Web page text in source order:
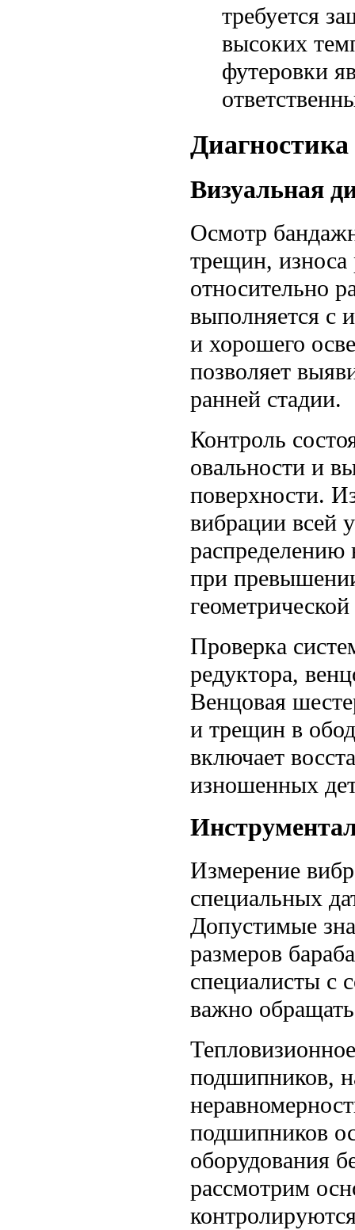
требуется
высоких
футеровки
Визуальная
Осмотр
трещин,
относительно
выполняется с
и хорошего
позволяет
ранней стадии.
Контроль
овальности и
поверхности.
вибрации всей
распределению
при
Проверка
редуктора,
Венцовая
и трещин в
включает
изношенных
Измерение
специальных
Допустимые
размеров
специалисты с
важно
подшипников,
подшипников
оборудования
рассмотрим